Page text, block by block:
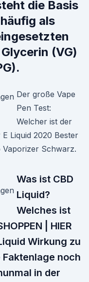
die Basis
als
(VG)
Der große Vape
Pen Test:
Welcher ist der
Liquid 2020 Bester
Vaporizer Schwarz.
Was ist CBD
Liquid?
Welches ist
| HIER
Wirkung zu
noch
in der